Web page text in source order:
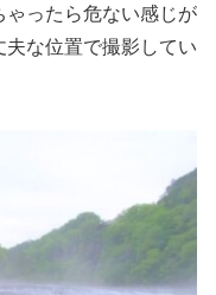
ゃったら危ない感じが
夫な位置で撮影してい